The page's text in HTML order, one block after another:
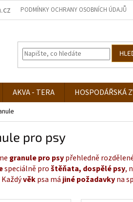
PODMÍNKY OCHRANY OSOBNÍCH ÚDAJŮ
AKVA - TERA HOSPODÁŘSKÁ
pro psy
granule pro psypřehledně
speciálně proštěňata, dospělé psy,
Každývěkpsa má jiné požadavkyna